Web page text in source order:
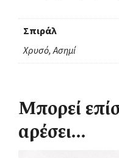
Σπιράλ
Χρυσό, Ασημί
Μπορεί
αρέσει…